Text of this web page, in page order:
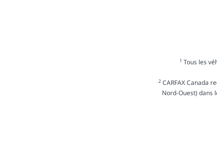
1 Tous les
2CARFAX Canada
Nord-Ouest) dans